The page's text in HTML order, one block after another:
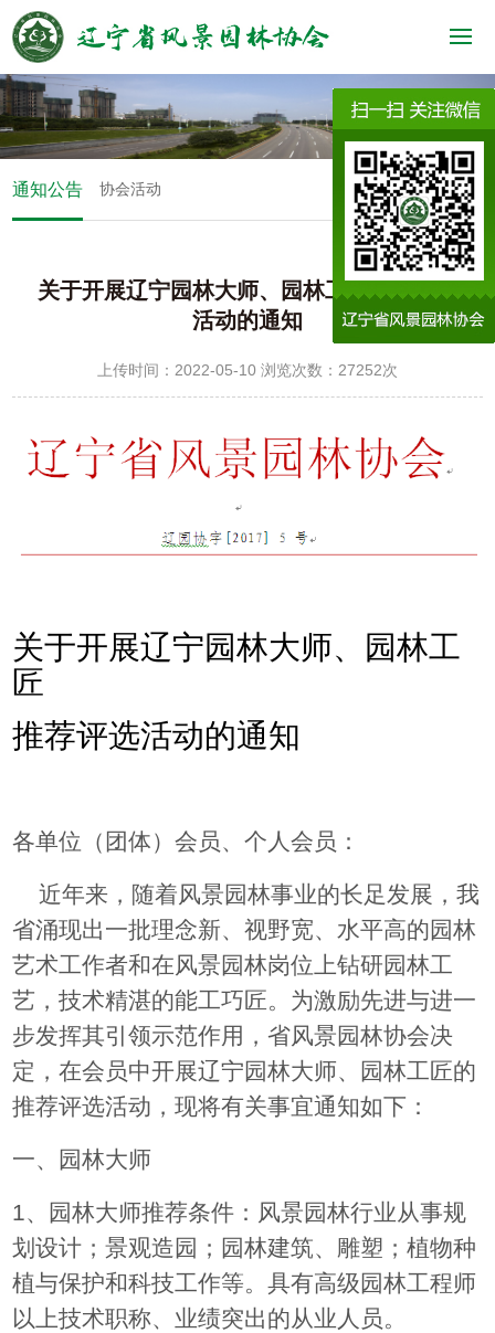
通知公告 协会活动
关于开展辽宁园林大师、园林工匠推荐评选
活动的通知
上传时间：2022-05-10 浏览次数：27252次
关于开展辽宁园林大师、园林工
匠
推荐评选活动的通知
各单位（团体）会员、个人会员：
近年来，随着风景园林事业的长足发展，我
省涌现出一批理念新、视野宽、水平高的园林
艺术工作者和在风景园林岗位上钻研园林工
艺，技术精湛的能工巧匠。为激励先进与进一
步发挥其引领示范作用 ，省风景园林协会决
定，在会员中开展辽宁园林大师、园林工匠的
推荐评选活动，现将有关事宜通知如下：
一、园林大师
1、园林大师推荐条件：风景园林行业从事规
划设计；景观造园；园林建筑、雕塑；植物种
植与保护和科技工作等。具有高级园林工程师
以上技术职称、业绩突出的从业人员。